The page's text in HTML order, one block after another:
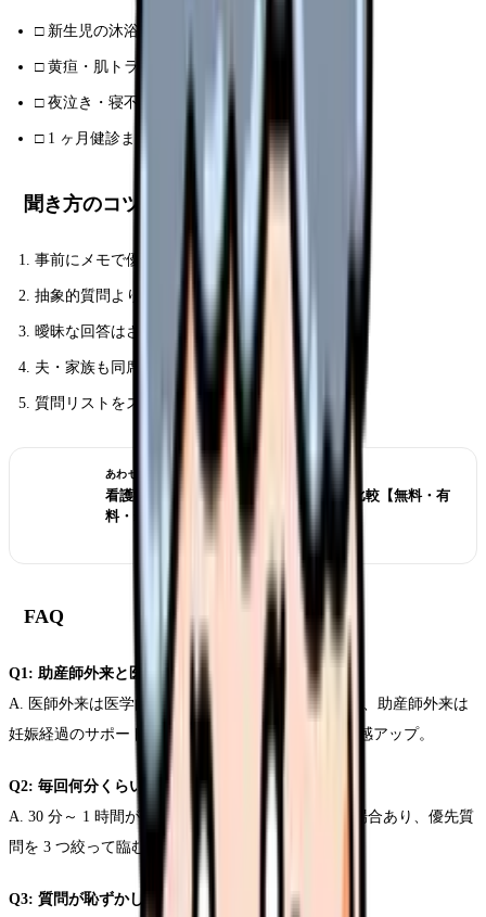
□ 新生児の沐浴手順
□ 黄疸・肌トラブルの見極め
□ 夜泣き・寝不足対策
□ 1 ヶ月健診までに気をつけること
聞き方のコツ
事前にメモで優先順位付け（時間は 15-30 分）
抽象的質問より具体的状況を提示
曖昧な回答はさらに踏み込んで確認
夫・家族も同席で認識合わせ
質問リストをスマホメモ帳でいつでも追加
あわせて読みたい
看護学生 解剖生理 アプリ 2026 TOP10 比較【無料・有
料・iPad対応】
FAQ
Q1: 助産師外来と医師外来の違いは？
A. 医師外来は医学的判断（超音波・血液検査結果）、助産師外来は
妊娠経過のサポート・生活指導が中心。併用で安心感アップ。
Q2: 毎回何分くらい？
A. 30 分～ 1 時間が一般的。混雑状況で短縮される場合あり、優先質
問を 3 つ絞って臨むと効率的。
Q3: 質問が恥ずかしい時は？